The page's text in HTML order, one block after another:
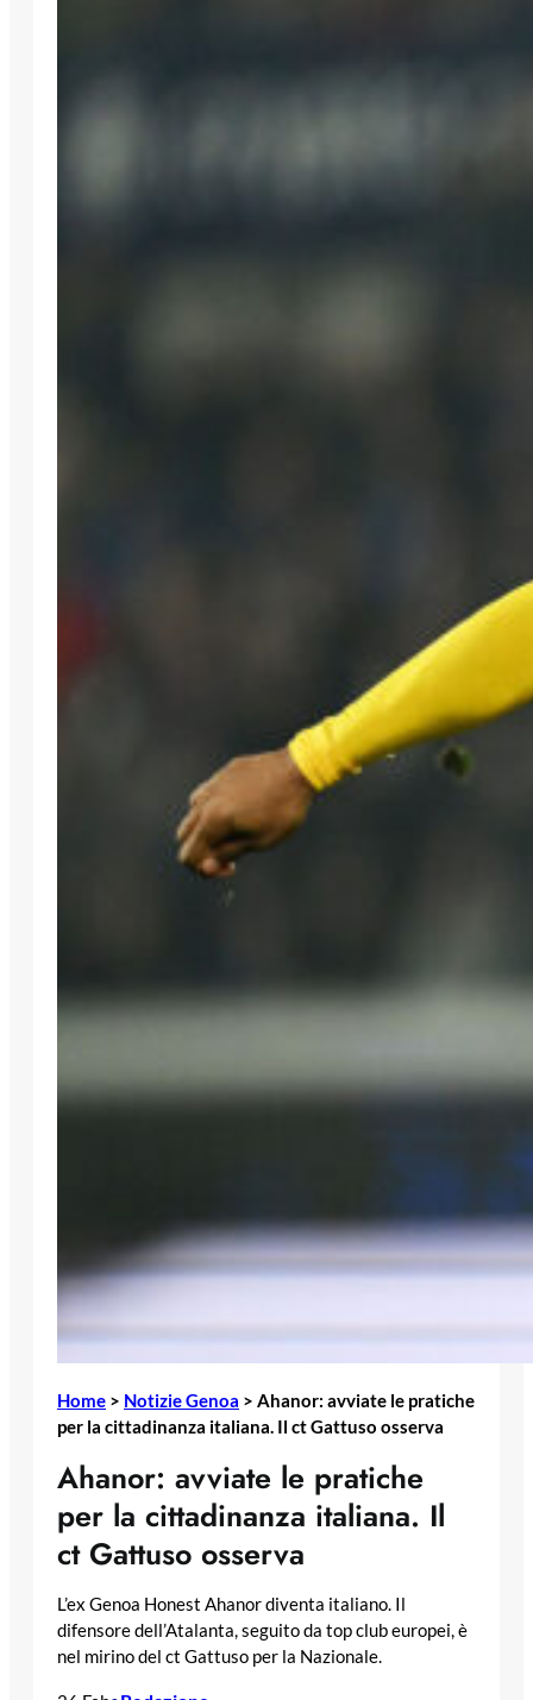
Home > Notizie Genoa > Ahanor: avviate le pratiche
per la cittadinanza italiana. Il ct Gattuso osserva
Ahanor: avviate le pratiche
per la cittadinanza italiana. Il
ct Gattuso osserva
L’ex Genoa Honest Ahanor diventa italiano. Il
difensore dell’Atalanta, seguito da top club europei, è
nel mirino del ct Gattuso per la Nazionale.